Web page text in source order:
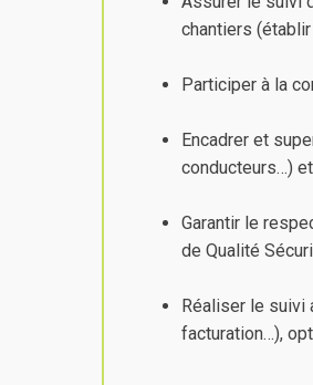
chantiers
Participer à la
Encadrer et
conducteurs…)
Garantir le
de Qualité
Réaliser le suivi
facturation…),